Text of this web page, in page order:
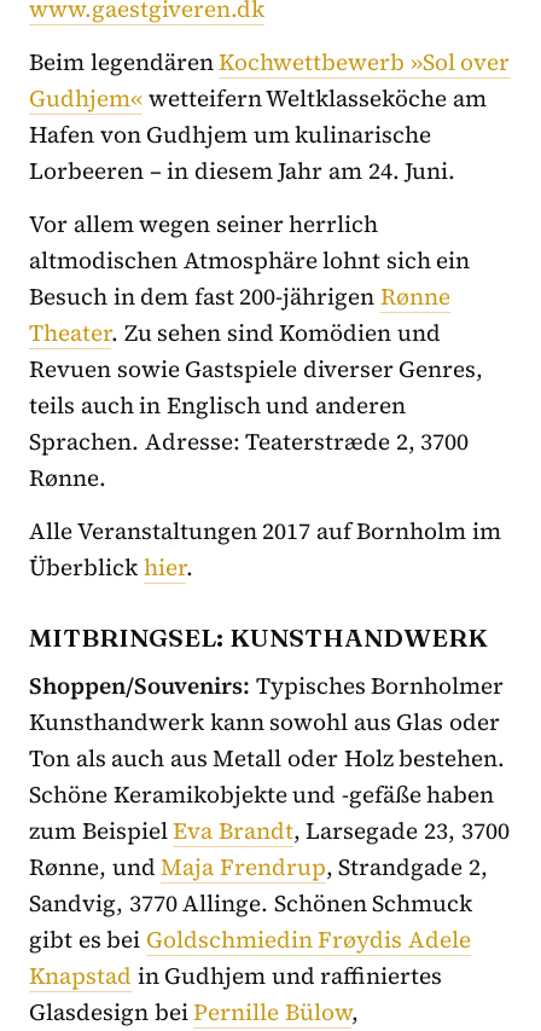
www.gaestgiveren.dk
Beim legendärenKochwettbewerb »Sol over
Gudhjem«wetteifern Weltklasseköche am
Hafen von Gudhjem um kulinarische
Lorbeeren – in diesem Jahr am 24. Juni.
Vor allem wegen seiner herrlich
altmodischen Atmosphäre lohnt sich ein
Besuch in dem fast 200-jährigenRønne
Theater. Zu sehen sind Komödien und
Revuen sowie Gastspiele diverser Genres,
teils auch in Englisch und anderen
Sprachen. Adresse: Teaterstræde 2, 3700
Rønne.
Alle Veranstaltungen 2017 auf Bornholm im
Überblickhier.
MITBRINGSEL: KUNSTHANDWERK
Shoppen/Souvenirs: Typisches Bornholmer
Kunsthandwerk kann sowohl aus Glas oder
Ton als auch aus Metall oder Holz bestehen.
Schöne Keramikobjekte und -gefäße haben
zum BeispielEva Brandt, Larsegade 23, 3700
Rønne, undMaja Frendrup, Strandgade 2,
Sandvig, 3770 Allinge. Schönen Schmuck
gibt es bei Goldschmiedin Frøydis Adele
Knapstad in Gudhjem und raffiniertes
Glasdesign beiPernille Bülow,